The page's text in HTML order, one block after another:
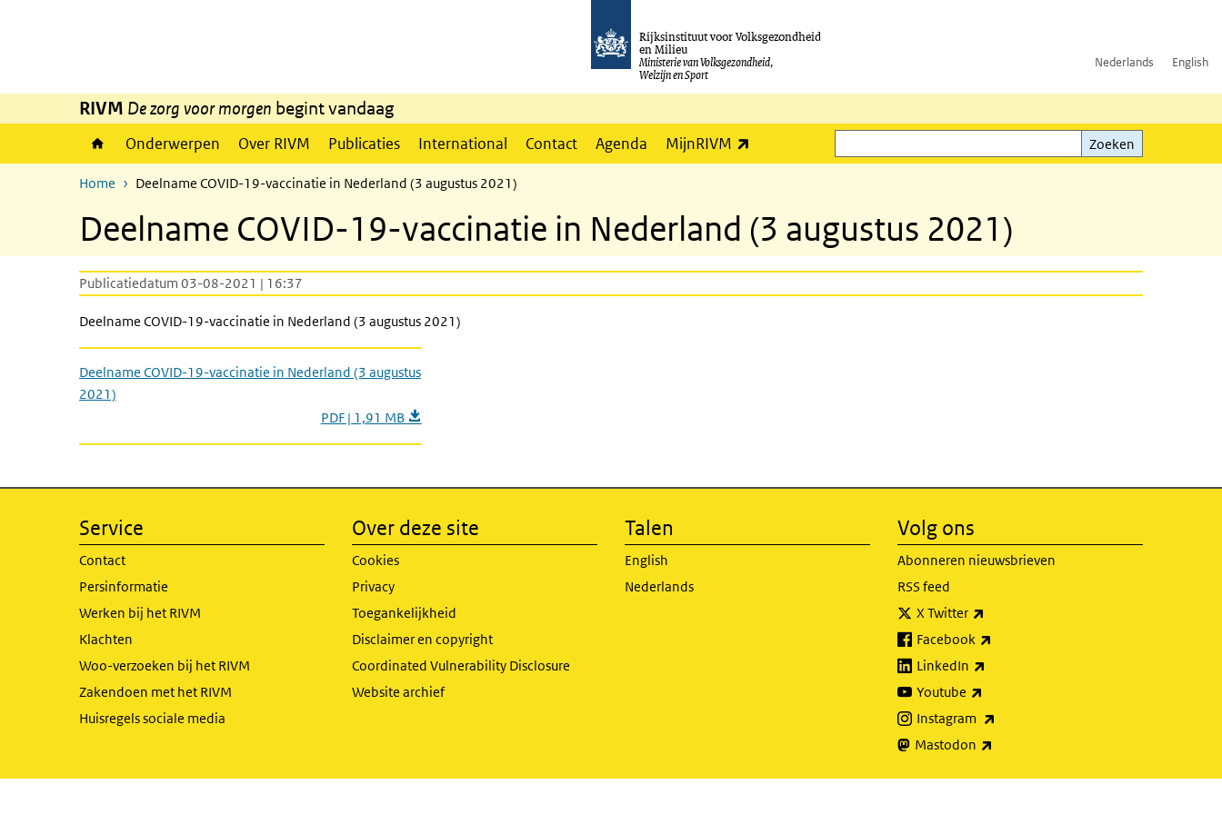
Rijksinstituut voor Volksgezondheid
en Milieu
Ministerie van Volksgezondheid,
Welzijn en Sport
Nederlands English
RIVM De zorg voor morgen begint vandaag
Onderwerpen Over RIVM Publicaties International Contact Agenda MijnRIVM
Zoeken
Zoeken
Home Deelname COVID-19-vaccinatie in Nederland (3 augustus 2021)
Deelname COVID-19-vaccinatie in Nederland (3 augustus 2021)
Publicatiedatum 03-08-2021 | 16:37
Deelname COVID-19-vaccinatie in Nederland (3 augustus 2021)
Deelname COVID-19-vaccinatie in Nederland (3 augustus
2021)
PDF | 1,91 MB
Service
Contact
Persinformatie
Werken bij het RIVM
Klachten
Woo-verzoeken bij het RIVM
Zakendoen met het RIVM
Huisregels sociale media
Over deze site
Cookies
Privacy
Toegankelijkheid
Disclaimer en copyright
Coordinated Vulnerability Disclosure
Website archief
Talen
English
Nederlands
Volg ons
Abonneren nieuwsbrieven
RSS feed
X Twitter
Facebook
LinkedIn
Youtube
Instagram
Mastodon